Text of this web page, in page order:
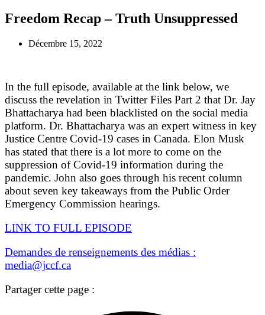
Freedom Recap – Truth Unsuppressed
Décembre 15, 2022
In the full episode, available at the link below, we
discuss the revelation in Twitter Files Part 2 that Dr. Jay
Bhattacharya had been blacklisted on the social media
platform. Dr. Bhattacharya was an expert witness in key
Justice Centre Covid-19 cases in Canada. Elon Musk
has stated that there is a lot more to come on the
suppression of Covid-19 information during the
pandemic. John also goes through his recent column
about seven key takeaways from the Public Order
Emergency Commission hearings.
LINK TO FULL EPISODE
Demandes de renseignements des médias :
media@jccf.ca
Partager cette page :